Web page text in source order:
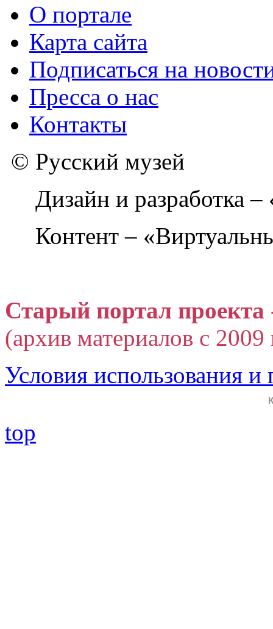
О портале
Карта сайта
Подписаться на
Пресса о нас
Контакты
© Русский музей
Дизайн и разработка
Контент –
Старый портал
(архив материалов с
Условия использования
top